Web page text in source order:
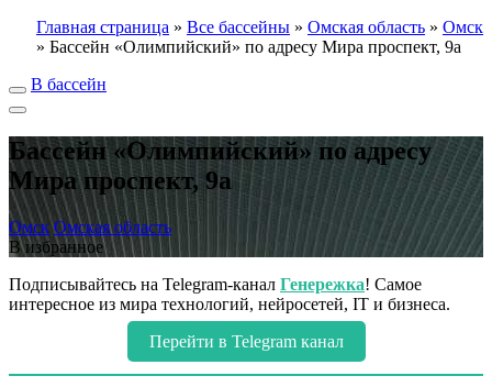
Главная страница » Все бассейны » Омская область » Омск
» Бассейн «Олимпийский» по адресу Мира проспект, 9а
В бассейн
Бассейн «Олимпийский» по адресу
Мира проспект, 9а
Омск Омская область
В избранное
Подписывайтесь на Telegram-канал Генережка! Самое
интересное из мира технологий, нейросетей, IT и бизнеса.
Перейти в Telegram канал